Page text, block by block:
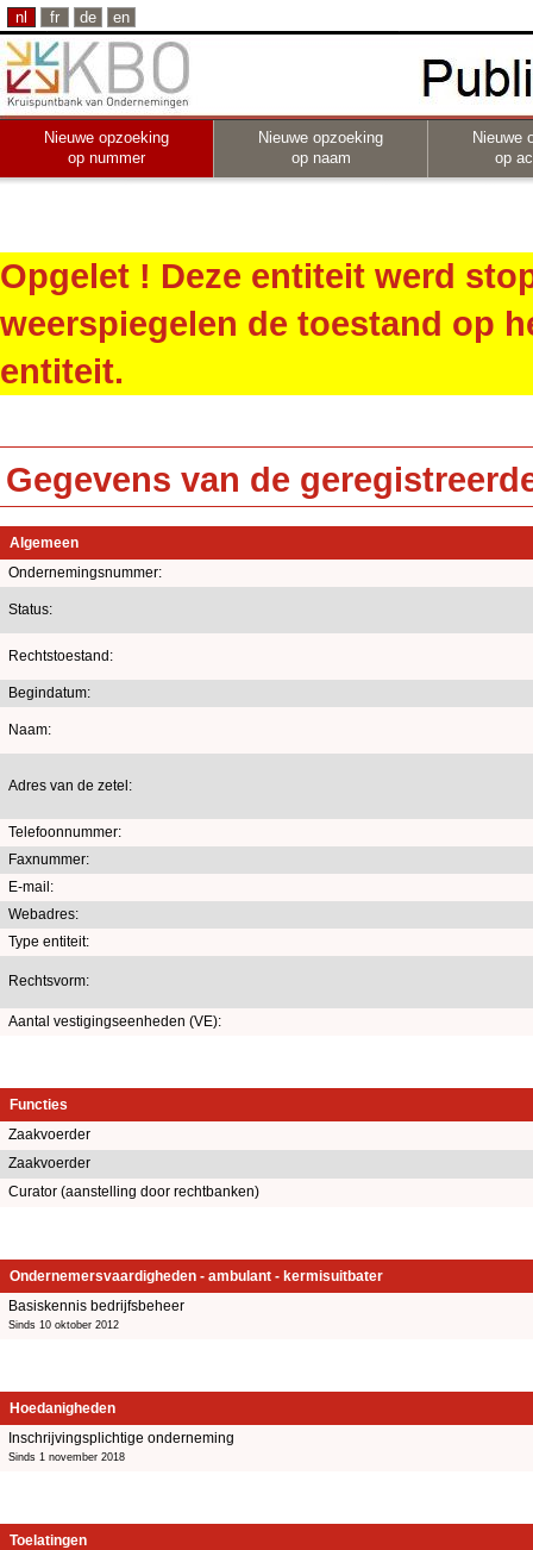
nl fr de en
Nieuwe opzoeking
op nummer
Nieuwe opzoeking
op naam
Nieuwe
op
Opgelet ! Deze entiteit werd
weerspiegelen de toestand op
entiteit.
Gegevens van de
Algemeen
Ondernemingsnummer:
Status:
Rechtstoestand:
Begindatum:
Naam:
Adres van de zetel:
Telefoonnummer:
Faxnummer:
E-mail:
Webadres:
Type entiteit:
Rechtsvorm:
Aantal vestigingseenheden (VE):
Functies
Zaakvoerder
Zaakvoerder
Curator (aanstelling door rechtbanken)
Ondernemersvaardigheden - ambulant - kermisuitbater
Basiskennis bedrijfsbeheer
Sinds 10 oktober 2012
Hoedanigheden
Inschrijvingsplichtige onderneming
Sinds 1 november 2018
Toelatingen